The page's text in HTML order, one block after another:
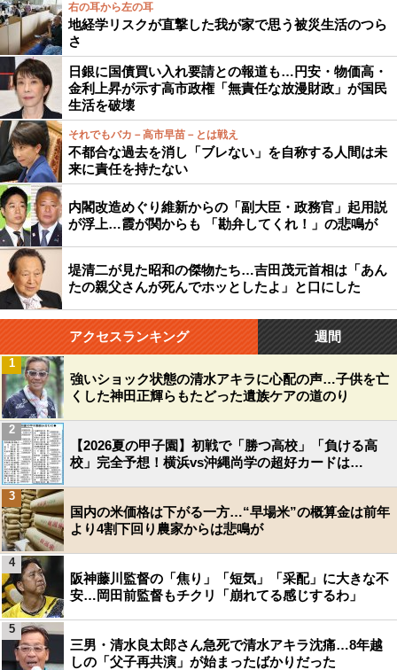
右の耳から左の耳
地経学リスクが直撃した我が家で思う被災生活のつら
さ
日銀に国債買い入れ要請との報道も…円安・物価高・
金利上昇が示す高市政権「無責任な放漫財政」が国民
生活を破壊
それでもバカ－高市早苗－とは戦え
不都合な過去を消し「ブレない」を自称する人間は未
来に責任を持たない
内閣改造めぐり維新からの「副大臣・政務官」起用説
が浮上…霞が関からも 「勘弁してくれ！」の悲鳴が
堤清二が見た昭和の傑物たち…吉田茂元首相は「あん
たの親父さんが死んでホッとしたよ」と口にした
アクセスランキング 週間
強いショック状態の清水アキラに心配の声…子供を亡
くした神田正輝らもたどった遺族ケアの道のり
1
【2026夏の甲子園】初戦で「勝つ高校」「負ける高
校」完全予想！横浜vs沖縄尚学の超好カードは…
2
国内の米価格は下がる一方…“早場米”の概算金は前年
より4割下回り農家からは悲鳴が
3
阪神藤川監督の「焦り」「短気」「采配」に大きな不
安…岡田前監督もチクリ「崩れてる感じするわ」
4
三男・清水良太郎さん急死で清水アキラ沈痛…8年越
しの「父子再共演」が始まったばかりだった
5